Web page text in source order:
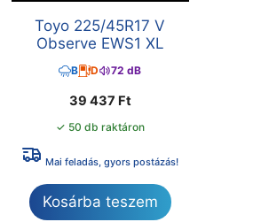
Toyo 225/45R17 V
Observe EWS1 XL
B D 72 dB
39 437 Ft
✓ 50 db raktáron
Mai feladás, gyors postázás!
Kosárba teszem